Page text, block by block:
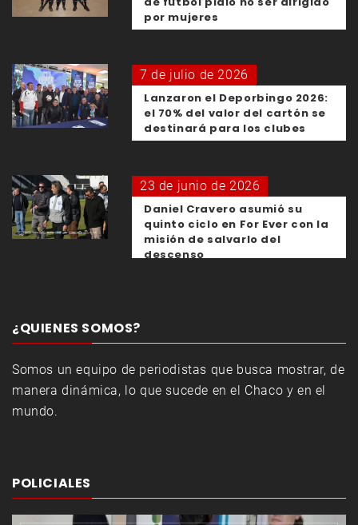
por mujeres
7 de julio de 2026
Lanzaron el Deporbingo 2026:
el 70% del valor del cartón se
destinará para los clubes
23 de junio de 2026
Daniel Cravero asumió su
quinto ciclo en For Ever con la
misión de salvarlo del
descenso
¿QUIENES SOMOS?
Somos un equipo de periodistas que busca mostrar, de
manera dinámica, lo que sucede en el Chaco y en el
mundo.
POLICIALES